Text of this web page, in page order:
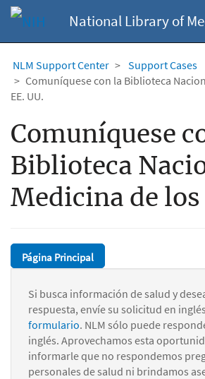
National Library of
NLM Support Center
Support Cases
Comuníquese con la Biblioteca
EE. UU.
Comuníquese
Biblioteca
Medicina de los
Página Principal
Si busca información de salud y
respuesta, envíe su solicitud en
formulario. NLM sólo puede
inglés. Aprovechamos esta
informarle que no respondemos
personales de salud ni brindamos